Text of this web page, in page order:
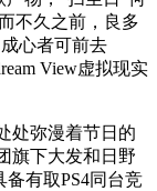
不久之前，良多
心者可前去
View虚拟现实
弥漫着节日的
旗下大发和日野
备有取PS4同台竞